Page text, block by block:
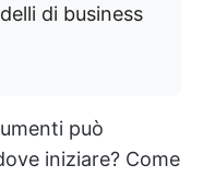
di business
può
iniziare? Come